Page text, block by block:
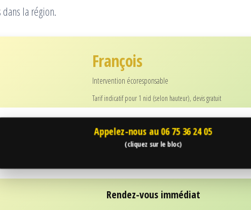
dans la région.
François
Intervention écoresponsable
Tarif indicatif pour 1 nid (selon hauteur), devis gratuit
Appelez-nous au06 75 36 24 05
(cliquez sur le bloc)
Rendez-vous immédiat